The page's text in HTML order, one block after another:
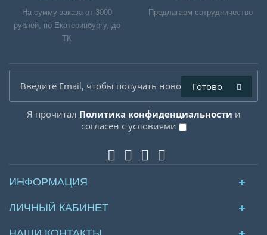
На сумму заказа от 3000
рублей, по Екатеринбургу, до
ТК
Предлагаем сотрудничество
Я прочитал Политика конфиденциальности и
согласен с условиями
Готово
ИНФОРМАЦИЯ
ЛИЧНЫЙ КАБИНЕТ